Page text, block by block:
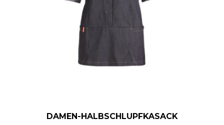
DAMEN-HALBSCHLUPFKASACK